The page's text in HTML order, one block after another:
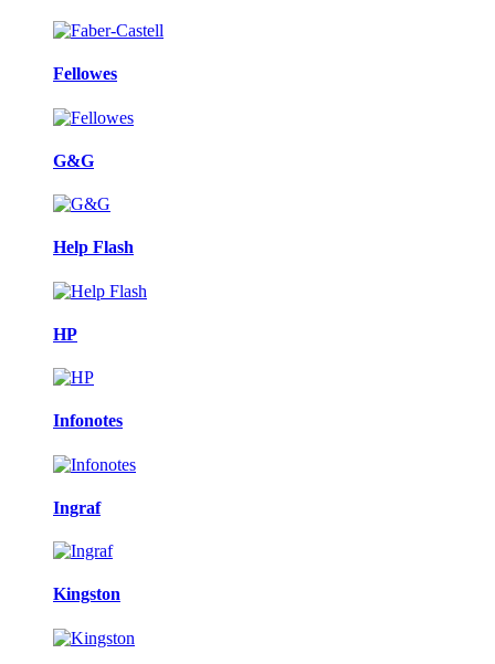
Fellowes
G&G
Help Flash
HP
Infonotes
Ingraf
Kingston